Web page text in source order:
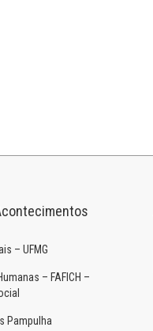
– UFMG
– FAFICH –
Pampulha